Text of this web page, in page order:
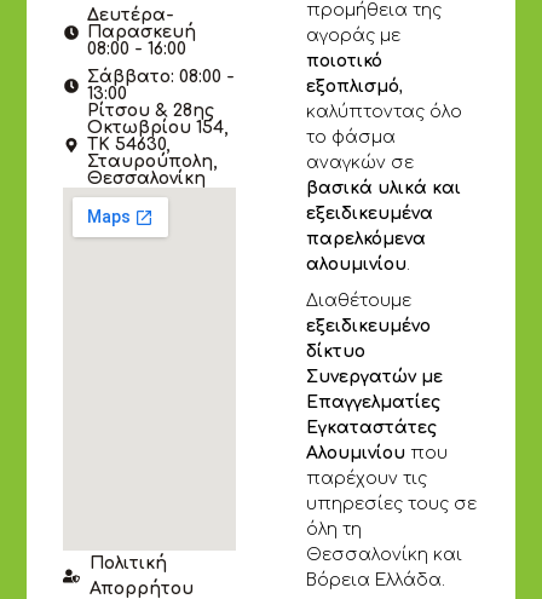
προμήθεια της
αγοράς με
ποιοτικό
εξοπλισμό,
καλύπτοντας όλο
το φάσμα
αναγκών σε
βασικά υλικά και
εξειδικευμένα
παρελκόμενα
αλουμινίου.
Διαθέτουμε
εξειδικευμένο
δίκτυο
Συνεργατών με
Επαγγελματίες
Εγκαταστάτες
Αλουμινίου που
παρέχουν τις
υπηρεσίες τους σε
όλη τη
Θεσσαλονίκη και
Βόρεια Ελλάδα.
Δευτέρα-
Παρασκευή
08:00 - 16:00
Σάββατο: 08:00 -
13:00
Ρίτσου & 28ης
Οκτωβρίου 154,
ΤΚ 54630,
Σταυρούπολη,
Θεσσαλονίκη
Πολιτική
Απορρήτου